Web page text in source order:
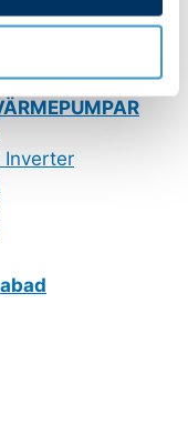
Inverter